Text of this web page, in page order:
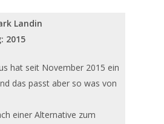
Landin
2015
hat seit November 2015 ein
das passt aber so was von
einer Alternative zum